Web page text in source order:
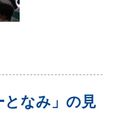
なみ」の見